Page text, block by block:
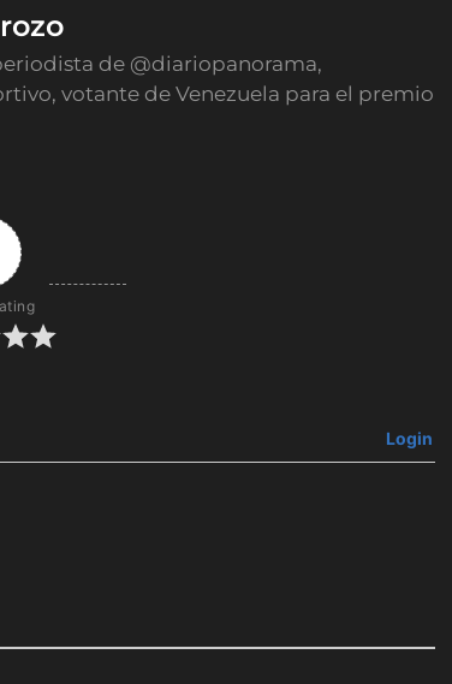
de @diariopanorama,
votante de Venezuela para el premio
Login